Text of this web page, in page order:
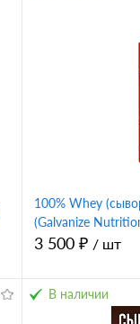
100% Whey
(Galvanize
3 500 ₽ / шт
В наличии